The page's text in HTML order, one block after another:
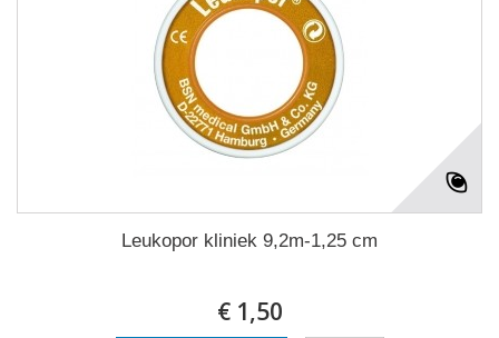
Leukopor kliniek 9,2m-1,25 cm
€ 1,50